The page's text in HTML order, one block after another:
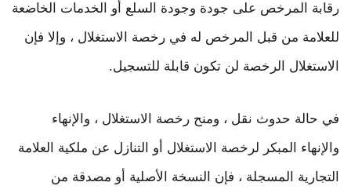
رقابة المرخص على جودة وجودة السلع أو الخدمات الخاضعة
للعلامة من قبل المرخص له في رخصة الاستغلال ، وإلا فإن
الاستغلال الرخصة لن تكون قابلة للتسجيل.
في حالة حدوث نقل ، ومنح رخصة الاستغلال ، والإنهاء
والإنهاء المبكر لرخصة الاستغلال أو التنازل عن ملكية العلامة
التجارية المسجلة ، فإن النسخة الأصلية أو مصدقة من